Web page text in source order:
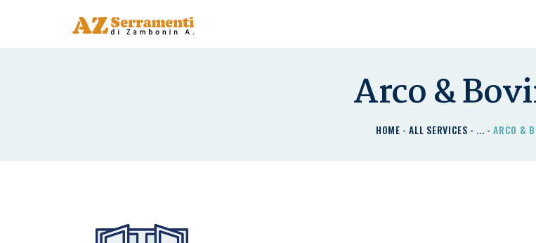
Arco &
HOME ALL SERVICES ... ARCO &
CHI SIAMO
I NOSTRI PRODOTTI
DETRAZIONI
CONTATTACI